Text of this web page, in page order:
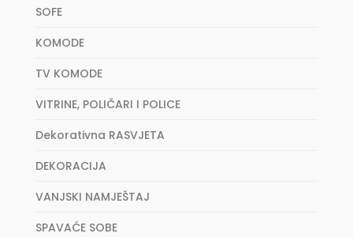
SOFE
KOMODE
TV KOMODE
VITRINE, POLIČARI I POLICE
Dekorativna RASVJETA
DEKORACIJA
VANJSKI NAMJEŠTAJ
SPAVAĆE SOBE